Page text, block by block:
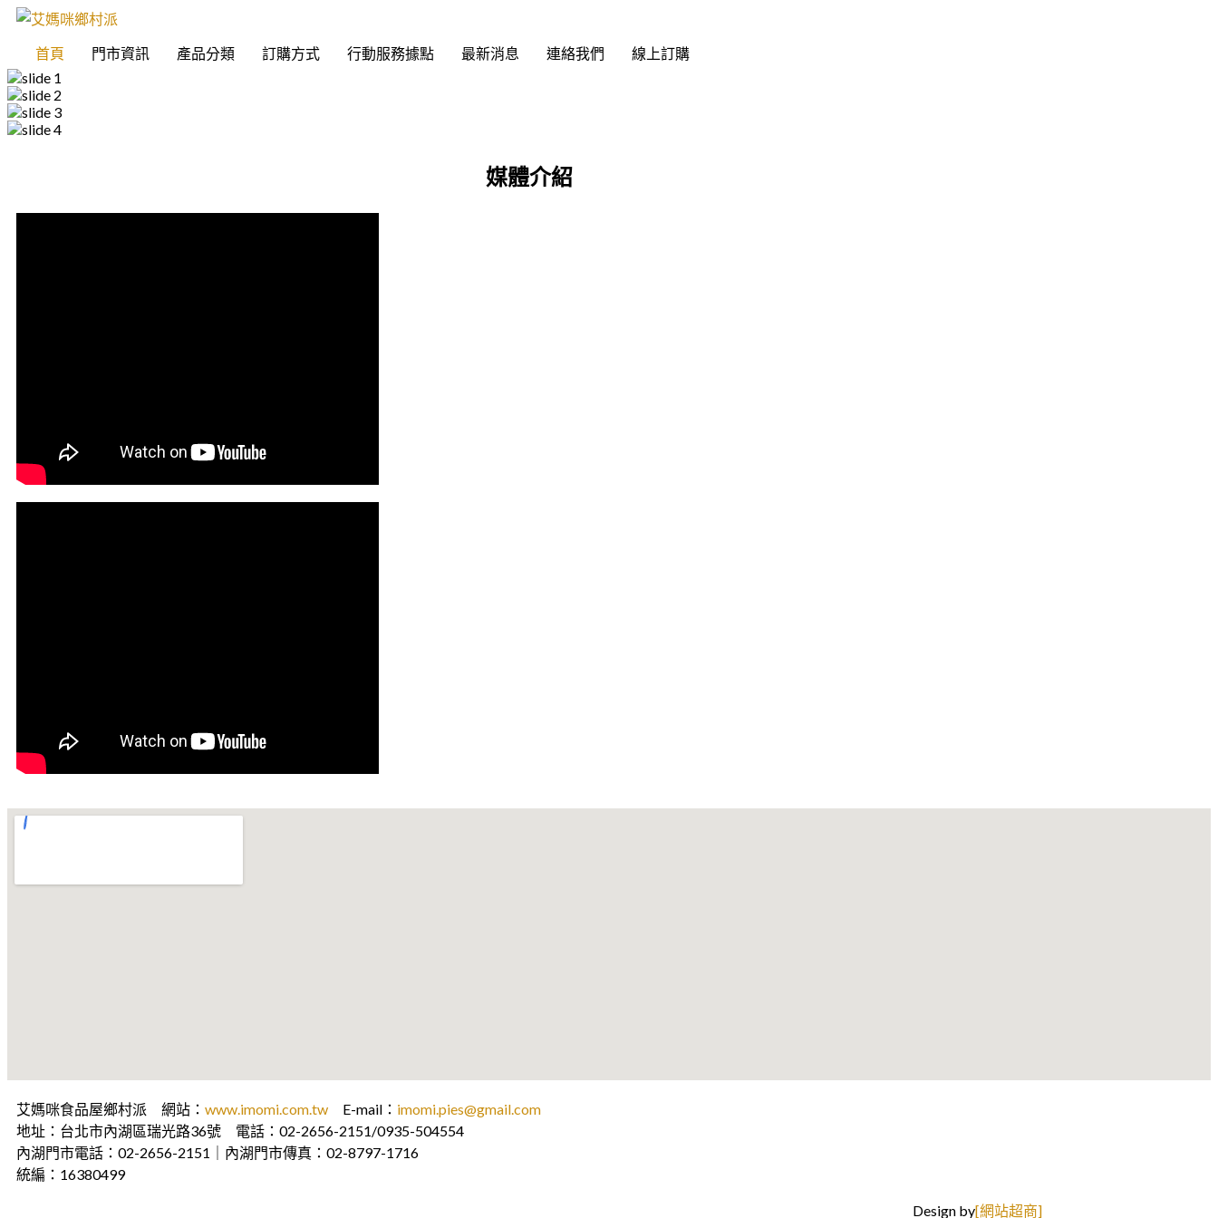
首頁 門市資訊 產品分類 訂購方式 行動服務據點 最新消息 連絡我們 線上訂購
媒體介紹
艾媽咪食品屋鄉村派 網站： www.imomi.com.tw E-mail： imomi.pies@gmail.com
地址：台北市內湖區瑞光路36號 電話：02-2656-2151/0935-504554
內湖門市電話：02-2656-2151｜內湖門市傳真：02-8797-1716
統編：16380499
Design by[網站超商]